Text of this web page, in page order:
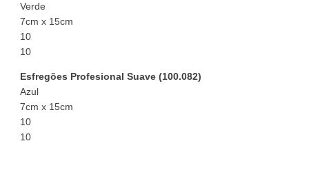
Verde
7cm x 15cm
10
10
Esfregões Profesional Suave (100.082)
Azul
7cm x 15cm
10
10